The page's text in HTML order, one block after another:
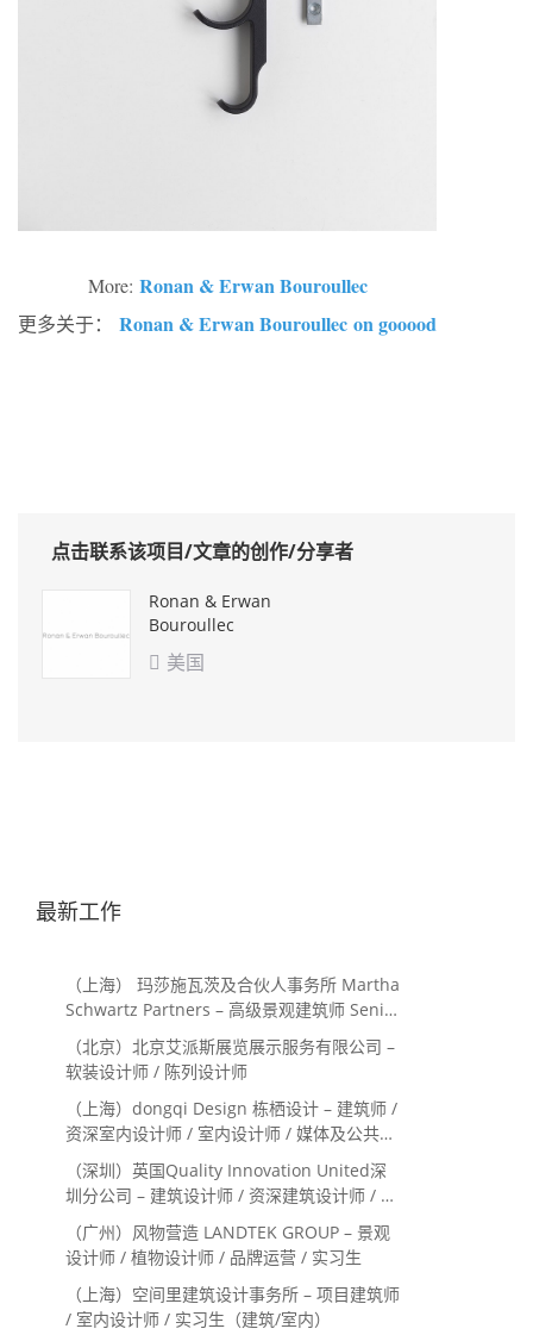
More: Ronan & Erwan Bouroullec
更多关于： Ronan & Erwan Bouroullec on gooood
点击联系该项目/文章的创作/分享者
Ronan & Erwan
Bouroullec
 美国
最新工作
（上海） 玛莎施瓦茨及合伙人事务所 Martha
Schwartz Partners – 高级景观建筑师 Senior
Landscape Designer / 景观建筑师
Landscape Designer
（北京）北京艾派斯展览展示服务有限公司 –
软装设计师 / 陈列设计师
（上海）dongqi Design 栋栖设计 – 建筑师 /
资深室内设计师 / 室内设计师 / 媒体及公共关
系主管 / 设计实习生（常年招聘）
（深圳）英国Quality Innovation United深
圳分公司 – 建筑设计师 / 资深建筑设计师 / 室
内设计师 / 设计实习生
（广州）风物营造 LANDTEK GROUP – 景观
设计师 / 植物设计师 / 品牌运营 / 实习生
（上海）空间里建筑设计事务所 – 项目建筑师
/ 室内设计师 / 实习生（建筑/室内）